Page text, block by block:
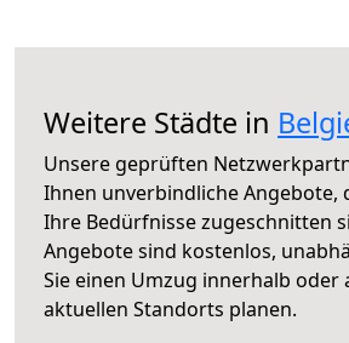
Weitere Städte in
Unsere geprüften
Ihnen unverbindliche Angebote,
Ihre Bedürfnisse zugeschnitten
Angebote sind kostenlos,
Sie einen Umzug innerhalb oder
aktuellen Standorts planen.